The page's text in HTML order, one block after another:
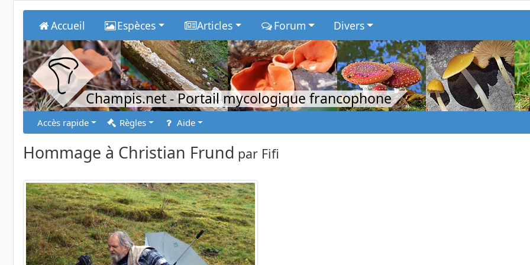
Accueil Espèces Articles Forum Divers
Champis.net- Portail mycologique francophone
Accès rapide Règles Aide
Hommage à Christian Frund par Fifi